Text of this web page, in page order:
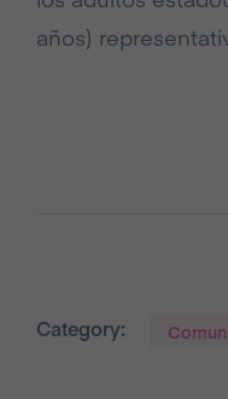
años)
Category: